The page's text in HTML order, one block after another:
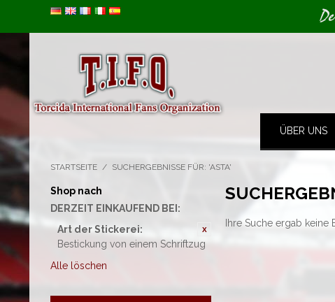
ÜBER UNS
STARTSEITE / SUCHERGEBNISSE FÜR: 'ASTA'
Shop nach
DERZEIT EINKAUFEND BEI:
Art der Stickerei:
Bestickung von einem Schriftzug
Alle löschen
Ihre Suche ergab keine